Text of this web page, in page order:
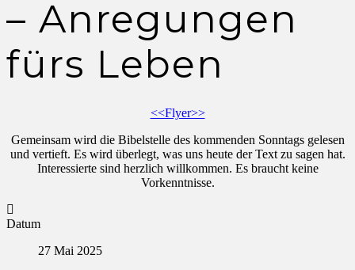
– Anregungen
fürs Leben
<<Flyer>>
Gemeinsam wird die Bibelstelle des kommenden Sonntags gelesen
und vertieft. Es wird überlegt, was uns heute der Text zu sagen hat.
Interessierte sind herzlich willkommen. Es braucht keine
Vorkenntnisse.
Datum
27 Mai 2025